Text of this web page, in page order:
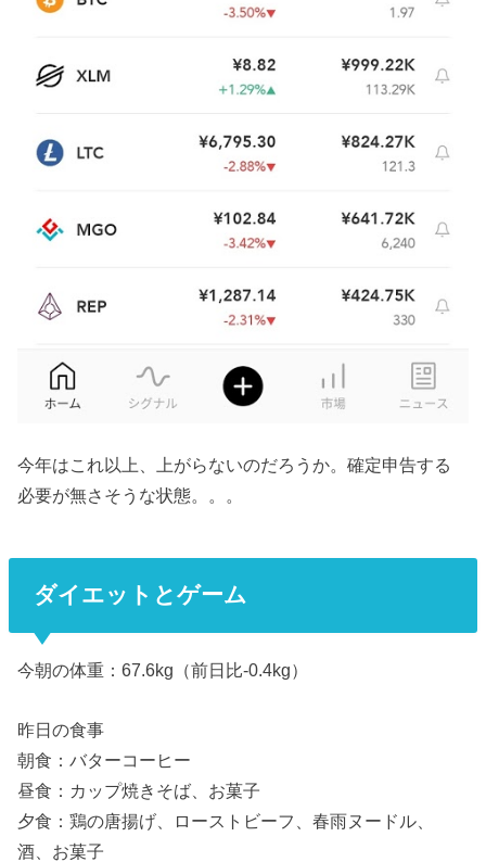
今年はこれ以上、上がらないのだろうか。確定申告する
必要が無さそうな状態。。。
ダイエットとゲーム
今朝の体重：67.6kg（前日比-0.4kg）
昨日の食事
朝食：バターコーヒー
昼食：カップ焼きそば、お菓子
夕食：鶏の唐揚げ、ローストビーフ、春雨ヌードル、
酒、お菓子